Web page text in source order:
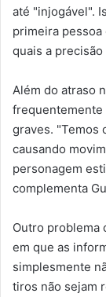
até "injogável".
primeira pessoa
quais a
Além do atraso
frequentemente
graves. "Temos
causando
personagem
complementa
Outro problema
em que as
simplesmente
tiros não sejam